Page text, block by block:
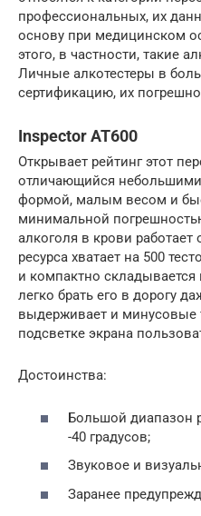
профессиональных, их
основу при медицинском
этого, в частности, такие
Личные алкотестеры в
сертификацию, их
Inspector AT600
Открывает рейтинг этот
отличающийся
формой, малым весом и
минимальной
алкоголя в крови работает
ресурса хватает на 500
и компактно
легко брать его в дорогу
выдерживает и минусовые
подсветке экрана
Достоинства:
Большой диапазон
-40 градусов;
Звуковое и
Заранее